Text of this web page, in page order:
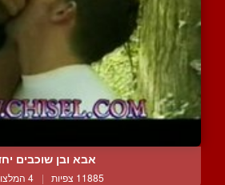
אבא ובן שוכבים
11885 צפיות | 4 המלצות